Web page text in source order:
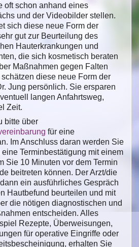
oft schon anhand eines
und der Videobilder stellen.
sich diese neue Form der
gut zur Beurteilung des
Hauterkrankungen und
die sich kosmetisch beraten
Maßnahmen gegen Falten
diese neue Form der
Jung persönlich. Sie ersparen
langen Anfahrtsweg,
Zeit.
bitte über
für eine
Im Anschluss daran werden Sie
Terminbestätigung mit einem
Sie 10 Minuten vor dem Termin
beitreten können. Der Arzt/die
ein ausführliches Gespräch
Hautbefund beurteilen und mit
die nötigen diagnostischen und
entscheiden. Alles
Rezepte, Überweisungen,
für operative Eingriffe oder
erhalten Sie